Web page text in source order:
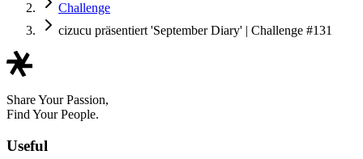
Challenge
cizucu präsentiert 'September Diary' | Challenge #131
Share Your Passion,
Find Your People.
Useful